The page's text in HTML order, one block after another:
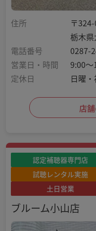
住所
〒
栃木
電話番号
0287-
営業日・時間
9:00～
定休日
日曜
店
認定補聴器専門店
試聴レンタル実施
土日営業
ブルーム小山店